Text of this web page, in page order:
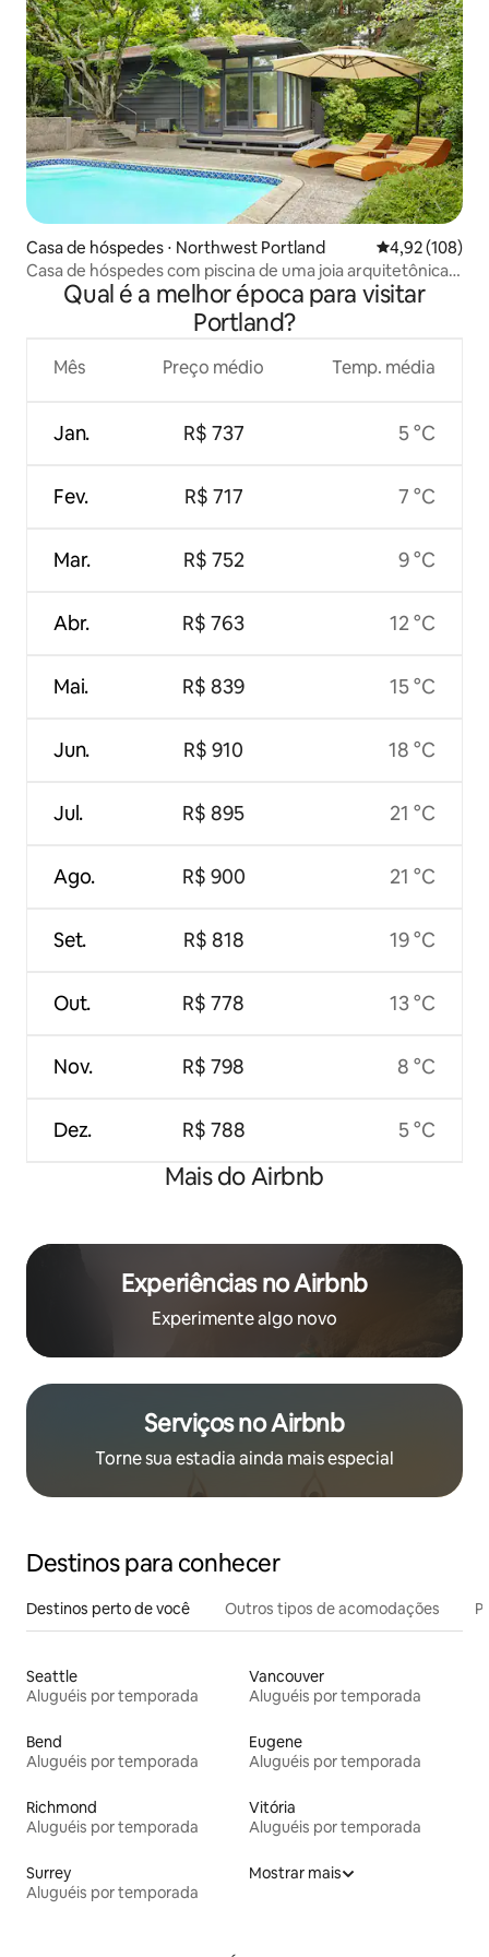
Casa de hóspedes ⋅ Northwest Portland 4,92 de uma
4,92 (108)
Casa de hóspedes com piscina de uma joia arquitetônica
de Portland
Qual é a melhor época para visitar
Portland?
Mês
Jan.
Fev.
Mar.
Abr.
Mai.
Jun.
Jul.
Ago.
Set.
Out.
Nov.
Dez.
Preço médio
R$ 737
R$ 717
R$ 752
R$ 763
R$ 839
R$ 910
R$ 895
R$ 900
R$ 818
R$ 778
R$ 798
R$ 788
Temp. média
5 °C
7 °C
9 °C
12 °C
15 °C
18 °C
21 °C
21 °C
19 °C
13 °C
8 °C
5 °C
Mais do Airbnb
Experiências no Airbnb
Experimente algo novo
Serviços no Airbnb
Torne sua estadia ainda mais especial
Destinos para conhecer
Destinos perto de você Outros tipos de acomodações
Seattle
Aluguéis por temporada
Vancouver
Aluguéis por temporada
Bend
Aluguéis por temporada
Eugene
Aluguéis por temporada
Richmond
Aluguéis por temporada
Vitória
Aluguéis por temporada
Surrey
Aluguéis por temporada
Mostrar mais